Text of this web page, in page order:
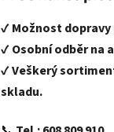
✔Možnost
✔Osobní odběr na
✔Veškerý
skladu.